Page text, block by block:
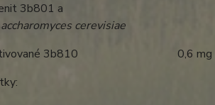
3b801 a
accharomyces cerevisiae
3b810 0,6 mg